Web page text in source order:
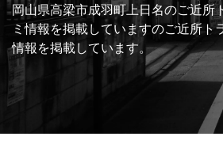
岡山県高梁市成羽町上日名のご近所
ミ情報を掲載していますのご近所ト
情報を掲載しています。